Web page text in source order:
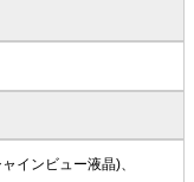
インビュー液晶)、